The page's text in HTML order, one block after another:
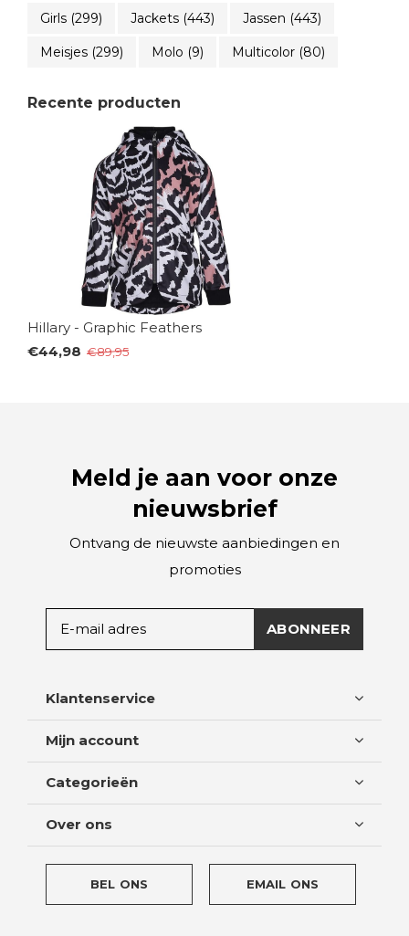
Girls (299) Jackets (443) Jassen (443)
Meisjes (299) Molo (9) Multicolor (80)
Recente producten
Hillary - Graphic Feathers
€44,98 €89,95
Meld je aan voor onze
nieuwsbrief
Ontvang de nieuwste aanbiedingen en
promoties
ABONNEER
Klantenservice
Mijn account
Categorieën
Over ons
BEL ONS EMAIL ONS